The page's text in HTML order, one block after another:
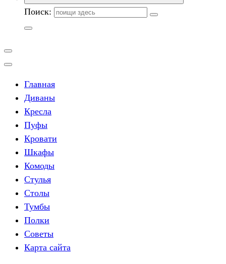
Поиск:
Главная
Диваны
Кресла
Пуфы
Кровати
Шкафы
Комоды
Стулья
Столы
Тумбы
Полки
Советы
Карта сайта